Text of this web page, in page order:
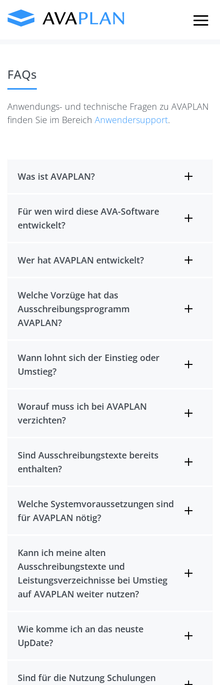
content
FAQs
Anwendungs- und technische Fragen zu AVAPLAN
finden Sie im Bereich Anwendersupport.
Was ist AVAPLAN?
Für wen wird diese AVA-Software
entwickelt?
Wer hat AVAPLAN entwickelt?
Welche Vorzüge hat das
Ausschreibungsprogramm
AVAPLAN?
Wann lohnt sich der Einstieg oder
Umstieg?
Worauf muss ich bei AVAPLAN
verzichten?
Sind Ausschreibungstexte bereits
enthalten?
Welche Systemvoraussetzungen sind
für AVAPLAN nötig?
Kann ich meine alten
Ausschreibungstexte und
Leistungsverzeichnisse bei Umstieg
auf AVAPLAN weiter nutzen?
Wie komme ich an das neuste
UpDate?
Sind für die Nutzung Schulungen